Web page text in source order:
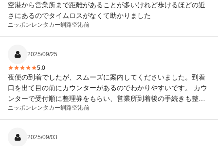
空港から営業所まで距離があることが多いけれど歩けるほどの近
さにあるのでタイムロスがなくて助かりました
ニッポンレンタカー釧路空港前
2025/09/25
5.0
夜便の到着でしたが、スムーズに案内してくださいました。到着
口を出て目の前にカウンターがあるのでわかりやすいです。 カウ
ンターで受付順に整理券をもらい、営業所到着後の手続きも整理
券番号順に呼ばれるのでストレスなしです。 新しい車だったのか
外装・内装ともに綺麗でした。 終始快適に利用することができま
ニッポンレンタカー釧路空港前
2025/09/03